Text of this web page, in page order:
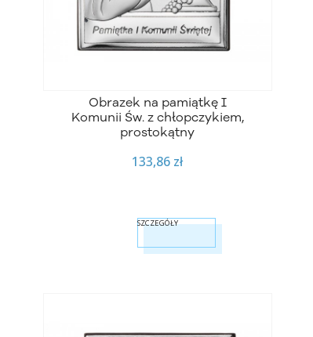
Obrazek na pamiątkę I
Komunii Św. z chłopczykiem,
prostokątny
133,86 zł
SZCZEGÓŁY